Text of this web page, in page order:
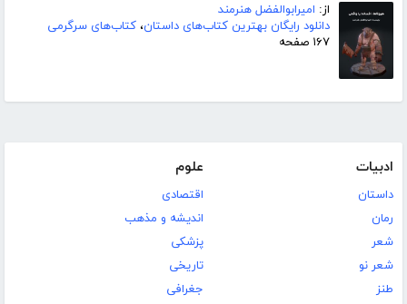
از: امیرابوالفضل هنرمند
دانلود رایگان بهترین کتاب‌های داستان، کتاب‌های سرگرمی
۱۶۷ صفحه
ادبیات
داستان
رمان
شعر
شعر نو
طنز
علوم
اقتصادی
اندیشه و مذهب
پزشکی
تاریخی
جغرافی